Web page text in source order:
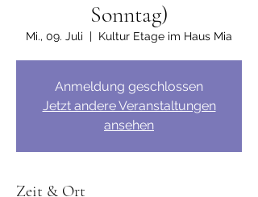
Sonntag)
Mi., 09. Juli
  |
Kultur Etage im Haus Mia
Anmeldung geschlossen
Jetzt andere Veranstaltungen
ansehen
Zeit & Ort